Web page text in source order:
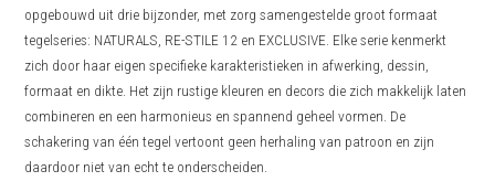
opgebouwd uit drie bijzonder, met zorg samengestelde groot formaat
tegelseries: NATURALS, RE-STILE 12 en EXCLUSIVE. Elke serie kenmerkt
zich door haar eigen specifieke karakteristieken in afwerking, dessin,
formaat en dikte. Het zijn rustige kleuren en decors die zich makkelijk laten
combineren en een harmonieus en spannend geheel vormen. De
schakering van één tegel vertoont geen herhaling van patroon en zijn
daardoor niet van echt te onderscheiden.